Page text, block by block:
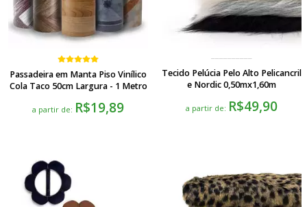
Passadeira em Manta Piso Vinílico
Cola Taco 50cm Largura - 1 Metro
a partir de: R$19,89
Tecido Pelúcia Pelo Alto Pelicancril
e Nordic 0,50mx1,60m
a partir de: R$49,90